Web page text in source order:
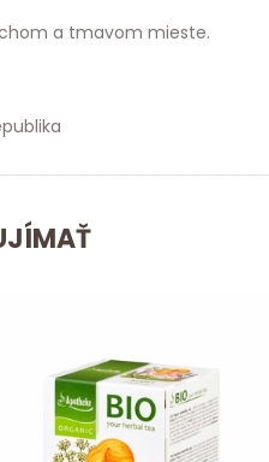
a tmavom mieste.